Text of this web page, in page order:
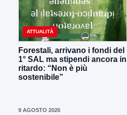
ATTUALITÀ
Forestali, arrivano i fondi del
1° SAL ma stipendi ancora in
ritardo: “Non è più
sostenibile”
9 AGOSTO 2026